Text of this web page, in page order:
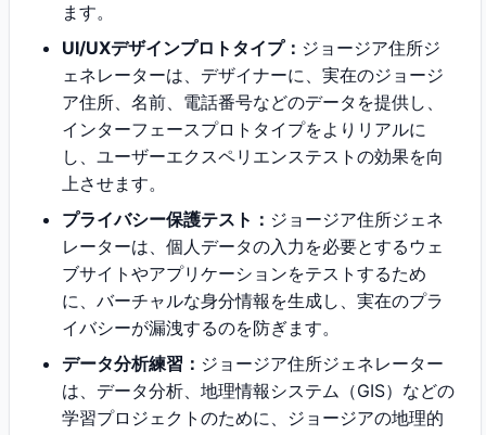
ます。
UI/UXデザインプロトタイプ： ジョージア住所ジ
ェネレーターは、デザイナーに、実在のジョージ
ア住所、名前、電話番号などのデータを提供し、
インターフェースプロトタイプをよりリアルに
し、ユーザーエクスペリエンステストの効果を向
上させます。
プライバシー保護テスト： ジョージア住所ジェネ
レーターは、個人データの入力を必要とするウェ
ブサイトやアプリケーションをテストするため
に、バーチャルな身分情報を生成し、実在のプラ
イバシーが漏洩するのを防ぎます。
データ分析練習： ジョージア住所ジェネレーター
は、データ分析、地理情報システム（GIS）などの
学習プロジェクトのために、ジョージアの地理的